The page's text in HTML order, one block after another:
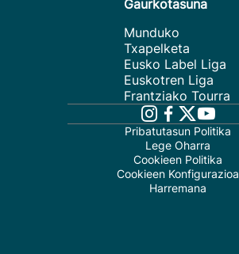
Gaurkotasuna
Munduko
Txapelketa
Eusko Label Liga
Euskotren Liga
Frantziako Tourra
Pribatutasun Politika
Lege Oharra
Cookieen Politika
Cookieen Konfigurazioa
Harremana